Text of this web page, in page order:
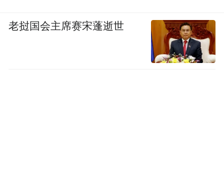
老挝国会主席赛宋蓬逝世